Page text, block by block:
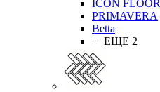
ICON FLOOR
PRIMAVERA
Betta
+ ЕЩЕ 2